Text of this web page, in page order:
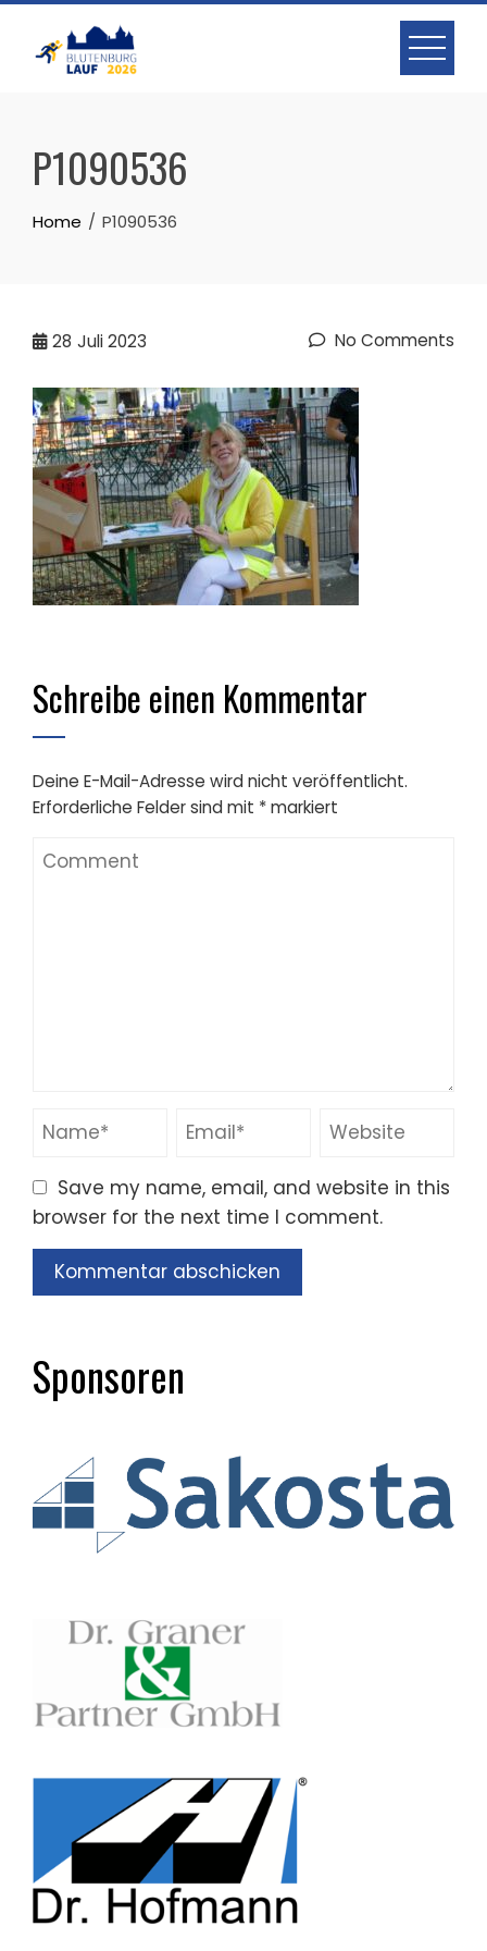
Skip
content
P1090536
Home P1090536
28 Juli 2023 No Comments
Schreibe einen Kommentar
Deine E-Mail-Adresse wird nicht veröffentlicht.
Erforderliche Felder sind mit *markiert
Save my name, email, and website in this
browser for the next time I comment.
Sponsoren